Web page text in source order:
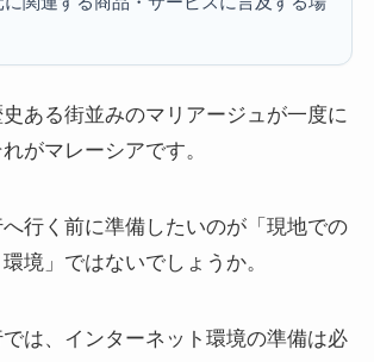
ある街並みのマリアージュが一度に
がマレーシアです。
行く前に準備したいのが「現地での
境」ではないでしょうか。
は、インターネット環境の準備は必